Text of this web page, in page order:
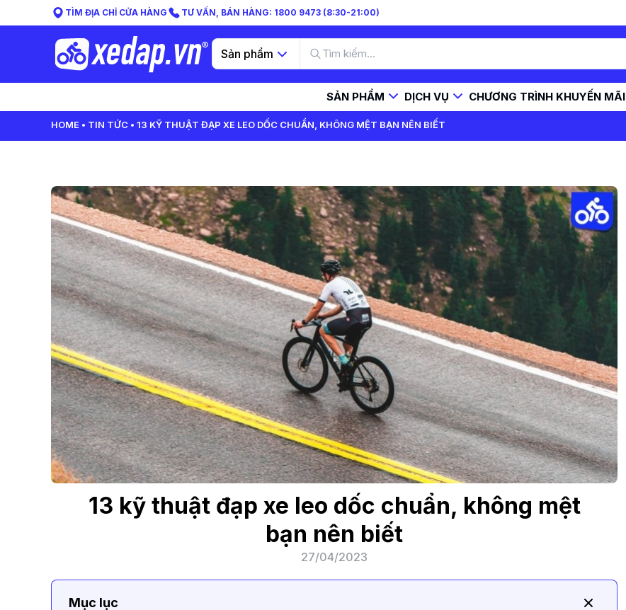
TÌM ĐỊA CHỈ CỬA HÀNG TƯ VẤN, BÁN HÀNG: 1800 9473 (8:30-21:00)
Sản phẩm
SẢN PHẨM DỊCH VỤ CHƯƠNG TRÌNH KHUYẾN MÃI
HOME TIN TỨC 13 KỸ THUẬT ĐẠP XE LEO DỐC CHUẨN, KHÔNG MỆT BẠN NÊN BIẾT
13 kỹ thuật đạp xe leo dốc chuẩn, không mệt
bạn nên biết
27/04/2023
Mục lục